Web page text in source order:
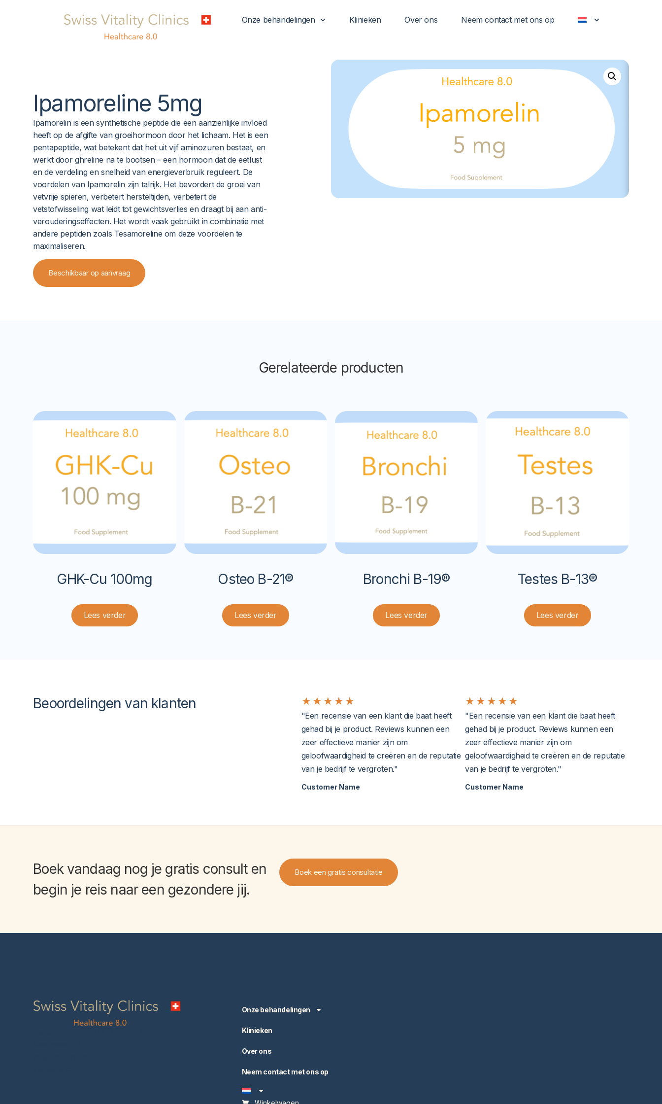
Onze behandelingen Klinieken Over ons Neem contact met ons op
Ipamoreline 5mg
Ipamorelin is een synthetische peptide die een aanzienlijke invloed
heeft op de afgifte van groeihormoon door het lichaam. Het is een
pentapeptide, wat betekent dat het uit vijf aminozuren bestaat, en
werkt door ghreline na te bootsen – een hormoon dat de eetlust
en de verdeling en snelheid van energieverbruik reguleert. De
voordelen van Ipamorelin zijn talrijk. Het bevordert de groei van
vetvrije spieren, verbetert hersteltijden, verbetert de
vetstofwisseling wat leidt tot gewichtsverlies en draagt bij aan anti-
verouderingseffecten. Het wordt vaak gebruikt in combinatie met
andere peptiden zoals Tesamoreline om deze voordelen te
maximaliseren.
Beschikbaar op aanvraag
Gerelateerde producten
GHK-Cu 100mg
Lees verder
Osteo B-21®
Lees verder
Bronchi B-19®
Lees verder
Testes B-13®
Lees verder
Beoordelingen van klanten ★ ★ ★ ★ ★
"Een recensie van een klant die baat heeft
gehad bij je product. Reviews kunnen een
zeer effectieve manier zijn om
geloofwaardigheid te creëren en de reputatie
van je bedrijf te vergroten."
Customer Name
★ ★ ★ ★ ★
"Een recensie van een klant die baat heeft
gehad bij je product. Reviews kunnen een
zeer effectieve manier zijn om
geloofwaardigheid te creëren en de reputatie
van je bedrijf te vergroten."
Customer Name
Boek vandaag nog je gratis consulten
begin je reis naar een gezondere jij.
Boek een gratis consultatie
Onze behandelingen
Klinieken
Over ons
Neem contact met ons op